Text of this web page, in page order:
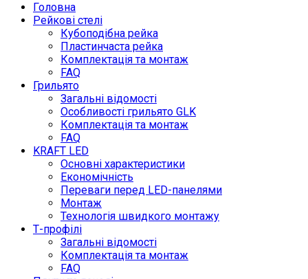
Головна
Рейкові стелі
Кубоподібна рейка
Пластинчаста рейка
Комплектація та монтаж
FAQ
Грильято
Загальні відомості
Особливості грильято GLK
Комплектація та монтаж
FAQ
KRAFT LED
Основні характеристики
Економічність
Переваги перед LED-панелями
Монтаж
Технологія швидкого монтажу
Т-профілі
Загальні відомості
Комплектація та монтаж
FAQ